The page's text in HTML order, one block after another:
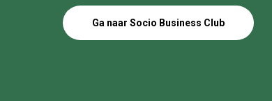
Ga naar Socio Business Club